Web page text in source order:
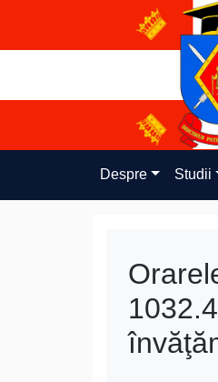
content
Despre Studii